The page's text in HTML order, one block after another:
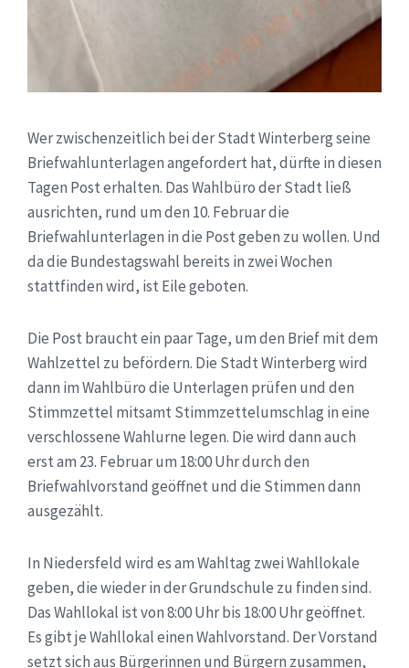
Wer zwischenzeitlich bei der Stadt Winterberg seine
Briefwahlunterlagen angefordert hat, dürfte in diesen
Tagen Post erhalten. Das Wahlbüro der Stadt ließ
ausrichten, rund um den 10. Februar die
Briefwahlunterlagen in die Post geben zu wollen. Und
da die Bundestagswahl bereits in zwei Wochen
stattfinden wird, ist Eile geboten.
Die Post braucht ein paar Tage, um den Brief mit dem
Wahlzettel zu befördern. Die Stadt Winterberg wird
dann im Wahlbüro die Unterlagen prüfen und den
Stimmzettel mitsamt Stimmzettelumschlag in eine
verschlossene Wahlurne legen. Die wird dann auch
erst am 23. Februar um 18:00 Uhr durch den
Briefwahlvorstand geöffnet und die Stimmen dann
ausgezählt.
In Niedersfeld wird es am Wahltag zwei Wahllokale
geben, die wieder in der Grundschule zu finden sind.
Das Wahllokal ist von 8:00 Uhr bis 18:00 Uhr geöffnet.
Es gibt je Wahllokal einen Wahlvorstand. Der Vorstand
setzt sich aus Bürgerinnen und Bürgern zusammen,